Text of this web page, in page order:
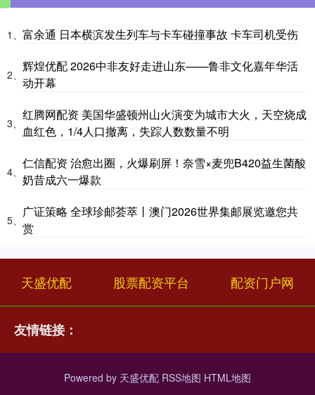
1、 富余通 日本横滨发生列车与卡车碰撞事故 卡车司机受伤
2、
辉煌优配 2026中非友好走进山东——鲁非文化嘉年华活
动开幕
3、
红腾网配资 美国华盛顿州山火演变为城市大火，天空烧成
血红色，1/4人口撤离，失踪人数数量不明
4、
仁信配资 治愈出圈，火爆刷屏！奈雪×麦兜B420益生菌酸
奶昔成六一爆款
5、
广证策略 全球珍邮荟萃丨澳门2026世界集邮展览邀您共
赏
天盛优配 股票配资平台 配资门户网
友情链接：
Powered by 天盛优配 RSS地图 HTML地图